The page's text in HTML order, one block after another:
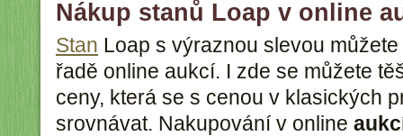
Nákup stanů Loap v online
Stan Loap s výraznou slevou
řadě online aukcí. I zde se můžete
ceny, která se s cenou v klasických
srovnávat. Nakupování v online